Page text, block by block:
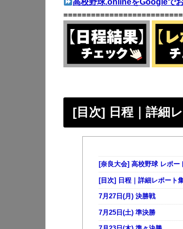
高校野球.onlineをGoogleで
[目次] 日程｜詳細
[奈良大会] 高校野球 レポー
[目次] 日程｜詳細レポート
7月27日(月) 決勝戦
7月25日(土) 準決勝